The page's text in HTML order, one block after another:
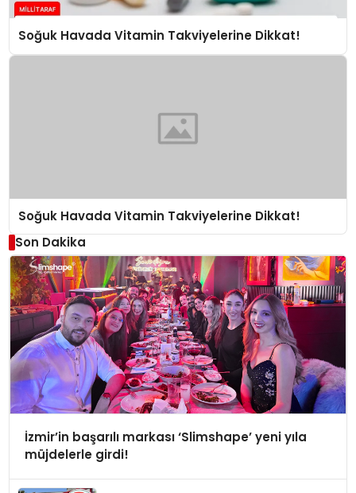
Soğuk Havada Vitamin Takviyelerine Dikkat!
Soğuk Havada Vitamin Takviyelerine Dikkat!
Son Dakika
İzmir’in başarılı markası ‘Slimshape’ yeni yıla
müjdelerle girdi!